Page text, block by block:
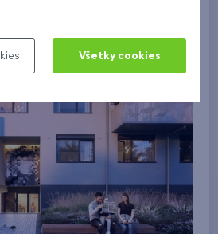
Všetky cookies